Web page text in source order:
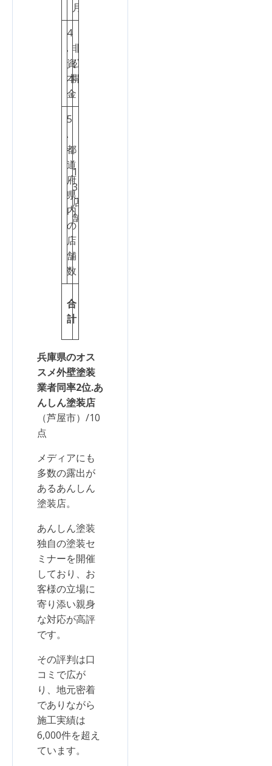
月
4
.
資
本
金
非
公
開
1
点
5
.
都
道
府
県
内
の
店
舗
数
1
3
店
舗
3
点
合
計
兵庫県のオス
スメ外壁塗装
業者同率2位.あ
んしん塗装店
（芦屋市）/10
点
メディアにも
多数の露出が
あるあんしん
塗装店。
あんしん塗装
独自の塗装セ
ミナーを開催
しており、お
客様の立場に
寄り添い親身
な対応が高評
です。
その評判は口
コミで広が
り、地元密着
でありながら
施工実績は
6,000件を超え
ています。